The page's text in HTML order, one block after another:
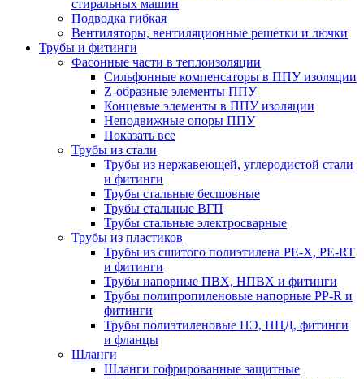
стиральных машин
Подводка гибкая
Вентиляторы, вентиляционные решетки и лючки
Трубы и фитинги
Фасонные части в теплоизоляции
Cильфонные компенсаторы в ППУ изоляции
Z-образные элементы ППУ
Концевые элементы в ППУ изоляции
Неподвижные опоры ППУ
Показать все
Трубы из стали
Трубы из нержавеющей, углеродистой стали
и фитинги
Трубы стальные бесшовные
Трубы стальные ВГП
Трубы стальные электросварные
Трубы из пластиков
Трубы из сшитого полиэтилена PE-X, PE-RT
и фитинги
Трубы напорные ПВХ, НПВХ и фитинги
Трубы полипропиленовые напорные PP-R и
фитинги
Трубы полиэтиленовые ПЭ, ПНД, фитинги
и фланцы
Шланги
Шланги гофрированные защитные